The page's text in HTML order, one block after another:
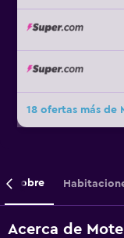
18 ofertas más de
Sobre
Acerca de